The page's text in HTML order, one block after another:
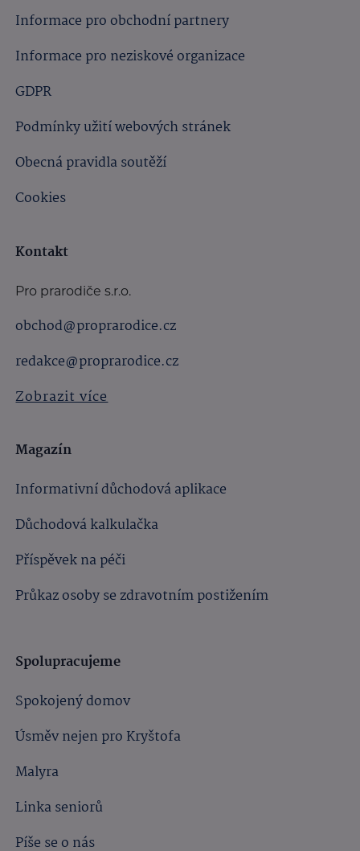
Informace pro obchodní partnery
Informace pro neziskové organizace
GDPR
Podmínky užití webových stránek
Obecná pravidla soutěží
Cookies
Kontakt
Pro prarodiče s.r.o.
obchod@proprarodice.cz
redakce@proprarodice.cz
Zobrazit více
Magazín
Informativní důchodová aplikace
Důchodová kalkulačka
Příspěvek na péči
Průkaz osoby se zdravotním postižením
Spolupracujeme
Spokojený domov
Úsměv nejen pro Kryštofa
Malyra
Linka seniorů
Píše se o nás